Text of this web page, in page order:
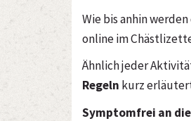
Wie bis anhin
online im
Ähnlich jeder
Regeln kurz
Symptomfrei an